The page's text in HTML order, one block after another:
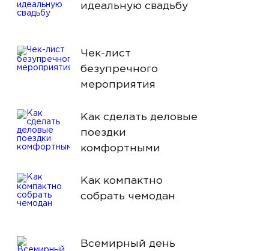
идеальную свадьбу
Чек-лист
безупречного
мероприятия
Как сделать деловые
поездки
комфортными
Как компактно
собрать чемодан
Всемирный день